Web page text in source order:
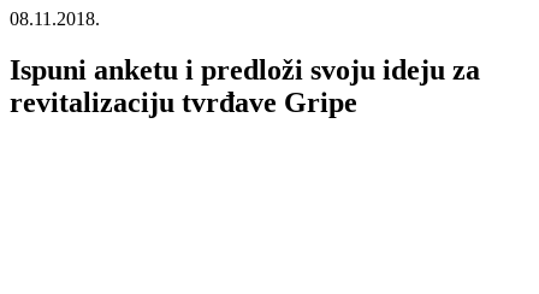
08.11.2018.
Ispuni anketu i predloži svoju ideju za
revitalizaciju tvrđave Gripe